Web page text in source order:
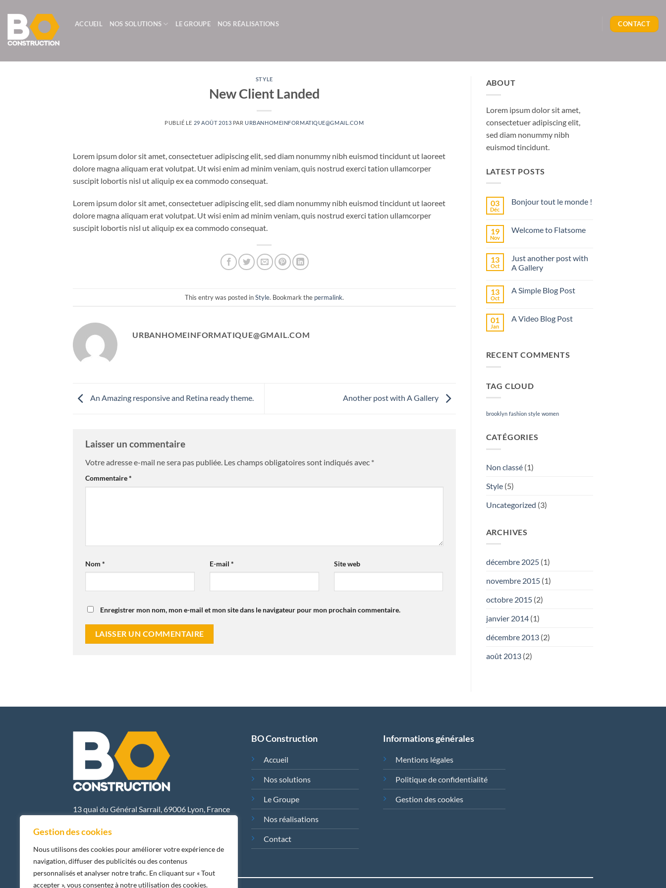
Gestion des cookies
Nous utilisons des cookies pour améliorer votre expérience de
navigation, diffuser des publicités ou des contenus
personnalisés et analyser notre trafic. En cliquant sur « Tout
accepter », vous consentez à notre utilisation des cookies.
contenu
ACCUEIL NOS SOLUTIONS LE GROUPE NOS RÉALISATIONS CONTACT
STYLE
New Client Landed
PUBLIÉ LE 29 AOÛT 2013 PARURBANHOMEINFORMATIQUE@GMAIL.COM
Lorem ipsum dolor sit amet, consectetuer adipiscing elit, sed diam nonummy nibh euismod tincidunt ut laoreet
dolore magna aliquam erat volutpat. Ut wisi enim ad minim veniam, quis nostrud exerci tation ullamcorper
suscipit lobortis nisl ut aliquip ex ea commodo consequat.
Lorem ipsum dolor sit amet, consectetuer adipiscing elit, sed diam nonummy nibh euismod tincidunt ut laoreet
dolore magna aliquam erat volutpat. Ut wisi enim ad minim veniam, quis nostrud exerci tation ullamcorper
suscipit lobortis nisl ut aliquip ex ea commodo consequat.
This entry was posted inStyle. Bookmark the permalink.
URBANHOMEINFORMATIQUE@GMAIL.COM
An Amazing responsive and Retina ready theme. Another post with A Gallery
Laisser un commentaire
Votre adresse e-mail ne sera pas publiée. Les champs obligatoires sont indiqués avec *
Commentaire*
Nom * E-mail * Site web
Enregistrer mon nom, mon e-mail et mon site dans le navigateur pour mon prochain commentaire.
ABOUT
Lorem ipsum dolor sit amet,
consectetuer adipiscing elit,
sed diam nonummy nibh
euismod tincidunt.
LATEST POSTS
03
Déc
Bonjour tout le monde !
Bonjour
19
Nov
Welcome to Flatsome
Welcome
to
Flatsome
13
Oct
Just another post with
A Gallery
sur
with
A
13
Oct
A Simple Blog Post
A
01
Jan
A Video Blog Post
Video
RECENT COMMENTS
TAG CLOUD
brooklyn fashion style women
CATÉGORIES
Non classé(1)
Style(5)
Uncategorized (3)
ARCHIVES
décembre 2025(1)
novembre 2015(1)
octobre 2015(2)
janvier 2014(1)
décembre 2013(2)
août 2013(2)
13 quai du Général Sarrail, 69006 Lyon, France
BO Construction
Accueil
Nos solutions
Le Groupe
Nos réalisations
Contact
Informations générales
Mentions légales
Politique de confidentialité
Gestion des cookies